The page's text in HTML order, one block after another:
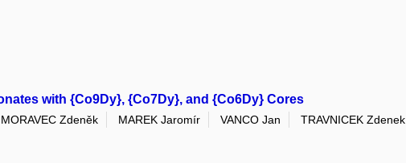
with {Co9Dy}, {Co7Dy}, and {Co6Dy} Cores
MORAVEC Zdeněk MAREK Jaromír VANCO Jan TRAVNICEK Zdenek